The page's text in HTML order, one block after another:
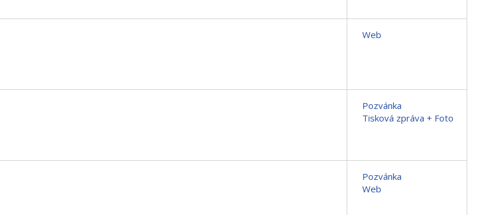
Web
Pozvánka
Tisková zpráva + Foto
Pozvánka
Web